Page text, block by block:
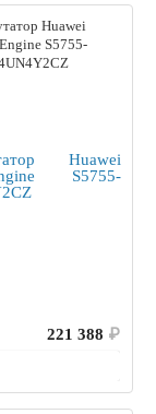
Huawei
S5755-
221 388 ₽